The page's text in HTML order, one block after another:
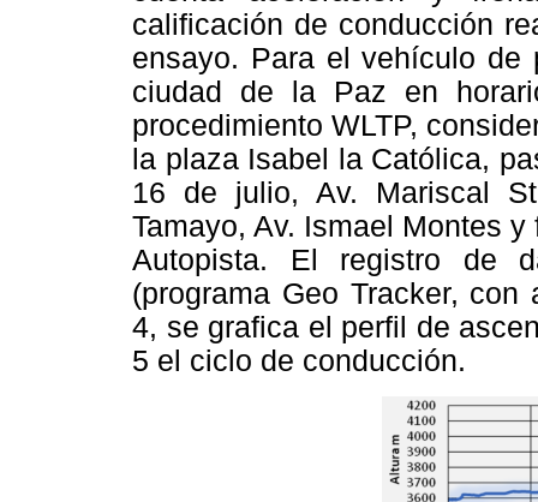
calificación de conducción
ensayo. Para el vehículo
ciudad de la Paz en
procedimiento WLTP,
la plaza Isabel la Católica,
16 de julio, Av. Mariscal
Tamayo, Av. Ismael Montes
Autopista. El registro de
(programa Geo Tracker,
4, se grafica el perfil de
5 el ciclo de conducción.